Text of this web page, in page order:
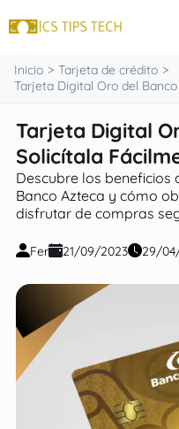
Tarjeta de
Finanzas
Programas
Inversiones
Préstamos
Inicio
Tarjeta de crédito
Tarjeta Digital Oro del
Tarjeta Digital
Solicítala
Descubre los
Banco Azteca y cómo
disfrutar de compras
Fer 21/09/2023 29/